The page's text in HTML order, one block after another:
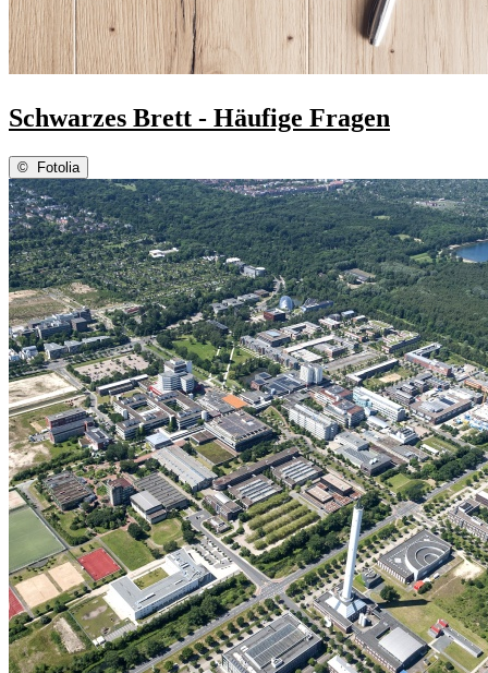
Schwarzes Brett - Häufige Fragen
© Fotolia